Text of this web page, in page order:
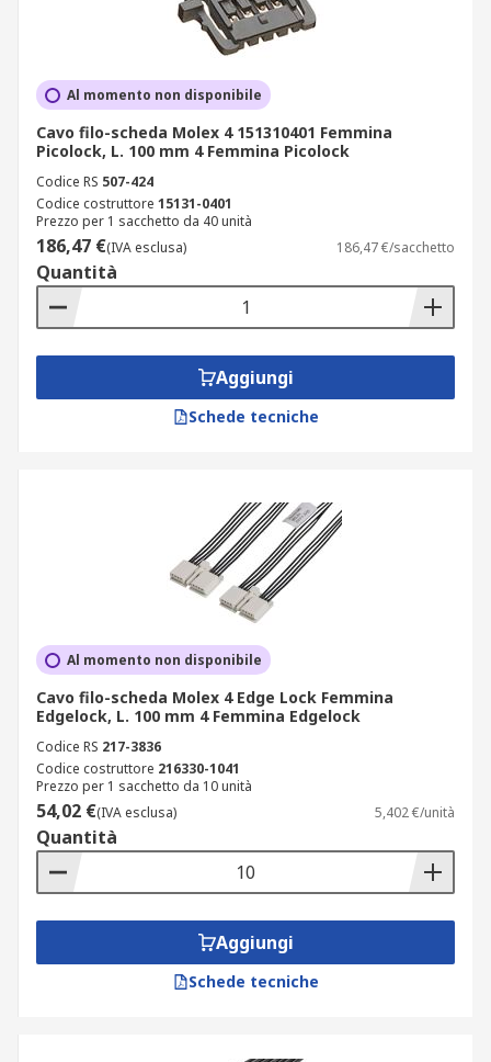
Al momento non disponibile
Cavo filo-scheda Molex 4 151310401 Femmina
Picolock, L. 100 mm 4 Femmina Picolock
Codice RS 507-424
Codice costruttore 15131-0401
Prezzo per 1 sacchetto da 40 unità
186,47 €(IVA esclusa) 186,47 €/sacchetto
Quantità
Aggiungi
Schede tecniche
Al momento non disponibile
Cavo filo-scheda Molex 4 Edge Lock Femmina
Edgelock, L. 100 mm 4 Femmina Edgelock
Codice RS 217-3836
Codice costruttore 216330-1041
Prezzo per 1 sacchetto da 10 unità
54,02 €(IVA esclusa) 5,402 €/unità
Quantità
Aggiungi
Schede tecniche